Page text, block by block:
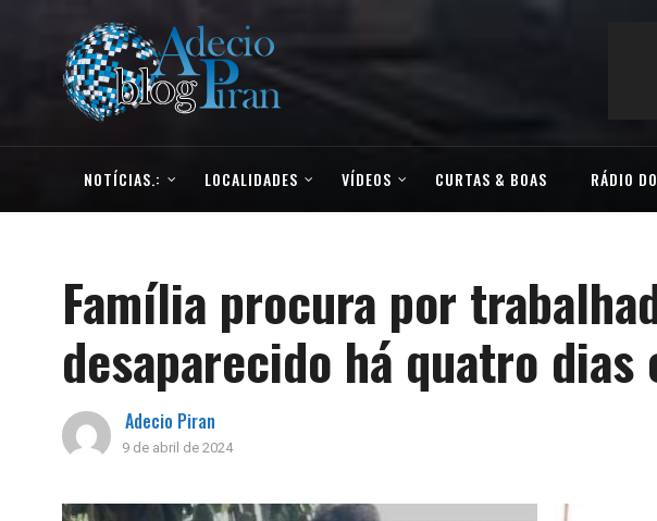
NOTÍCIAS.: LOCALIDADES VÍDEOS CURTAS & BOAS RÁDIO
Família procura por
desaparecido há quatro dias
Adecio Piran
9 de abril de 2024